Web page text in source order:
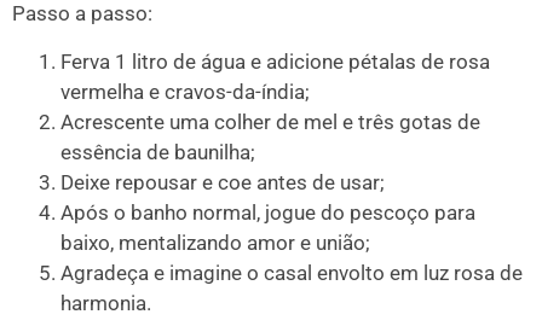
Passo a passo:
Ferva 1 litro de água e adicione pétalas de rosa
vermelha e cravos-da-índia;
Acrescente uma colher de mel e três gotas de
essência de baunilha;
Deixe repousar e coe antes de usar;
Após o banho normal, jogue do pescoço para
baixo, mentalizando amor e união;
Agradeça e imagine o casal envolto em luz rosa de
harmonia.